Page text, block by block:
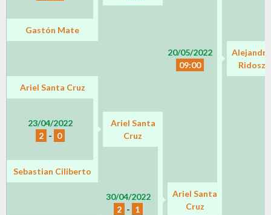
20/05/2022
09:00
Gastón Mate
Alejandro
Ridosz
Ariel Santa Cruz
23/04/2022
2 - 0
Ariel Santa
Cruz
30/04/2022
2 - 1
Sebastian Ciliberto
Ariel Santa
Cruz